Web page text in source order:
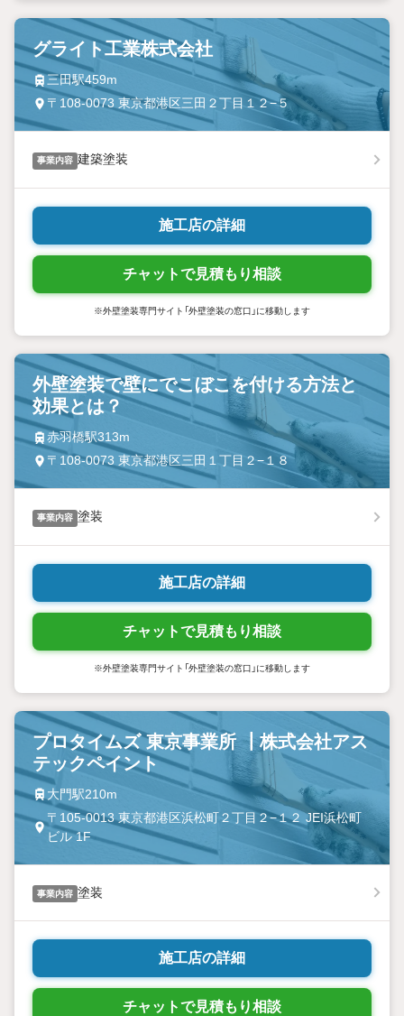
グライト工業株式会社
三田駅459m
〒108-0073 東京都港区三田２丁目１２−５
事業内容 建築塗装
施工店の詳細
チャットで見積もり相談
※外壁塗装専門サイト「外壁塗装の窓口」に移動します
外壁塗装で壁にでこぼこを付ける方法と
効果とは？
赤羽橋駅313m
〒108-0073 東京都港区三田１丁目２−１８
事業内容 塗装
施工店の詳細
チャットで見積もり相談
※外壁塗装専門サイト「外壁塗装の窓口」に移動します
プロタイムズ 東京事業所 ┃株式会社アス
テックペイント
大門駅210m
〒105-0013 東京都港区浜松町２丁目２−１２ JEI浜松町
ビル 1F
事業内容 塗装
施工店の詳細
チャットで見積もり相談